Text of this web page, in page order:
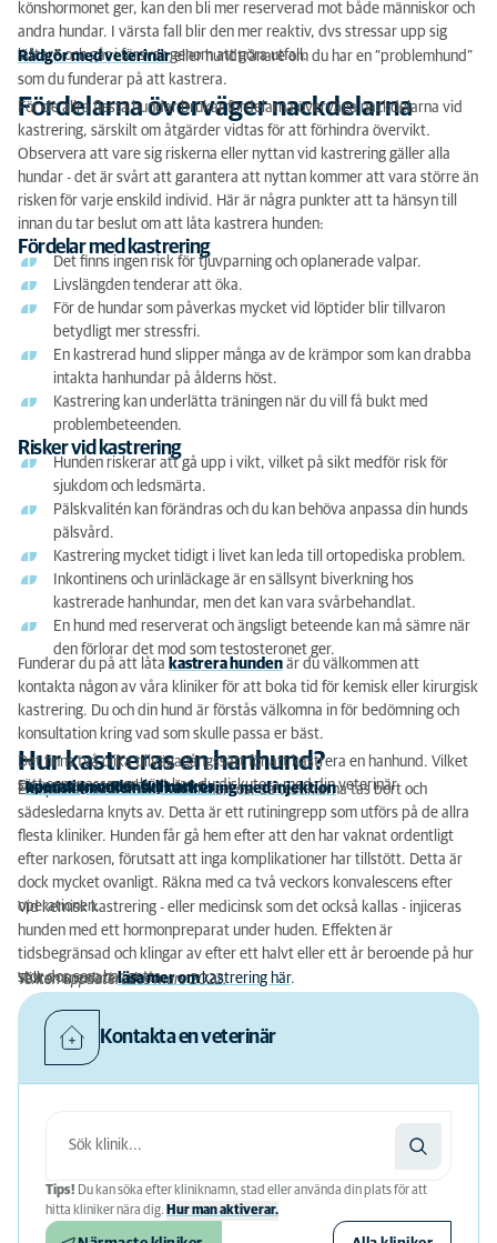
könshormonet ger, kan den bli mer reserverad mot både människor och
andra hundar. I värsta fall blir den mer reaktiv, dvs stressar upp sig
lättare och går i försvar genom att göra utfall.
Rådgör med veterinäreller hundtränare om du har en “problemhund”
som du funderar på att kastrera.
Fördelarna överväger nackdelarna
För de allra flesta hundar brukar fördelarna överväga nackdelarna vid
kastrering, särskilt om åtgärder vidtas för att förhindra övervikt.
Observera att vare sig riskerna eller nyttan vid kastrering gäller alla
hundar - det är svårt att garantera att nyttan kommer att vara större än
risken för varje enskild individ. Här är några punkter att ta hänsyn till
innan du tar beslut om att låta kastrera hunden:
Fördelar med kastrering
Det finns ingen risk för tjuvparning och oplanerade valpar.
Livslängden tenderar att öka.
För de hundar som påverkas mycket vid löptider blir tillvaron
betydligt mer stressfri.
En kastrerad hund slipper många av de krämpor som kan drabba
intakta hanhundar på ålderns höst.
Kastrering kan underlätta träningen när du vill få bukt med
problembeteenden.
Risker vid kastrering
Hunden riskerar att gå upp i vikt, vilket på sikt medför risk för
sjukdom och ledsmärta.
Pälskvalitén kan förändras och du kan behöva anpassa din hunds
pälsvård.
Kastrering mycket tidigt i livet kan leda till ortopediska problem.
Inkontinens och urinläckage är en sällsynt biverkning hos
kastrerade hanhundar, men det kan vara svårbehandlat.
En hund med reserverat och ängsligt beteende kan må sämre när
den förlorar det mod som testosteronet ger.
Funderar du på att låta kastrera hunden är du välkommen att
kontakta någon av våra kliniker för att boka tid för kemisk eller kirurgisk
kastrering. Du och din hund är förstås välkomna in för bedömning och
konsultation kring vad som skulle passa er bäst.
Hur kastreras en hanhund?
Det finns två olika tillvägagångssätt för att kastrera en hanhund. Vilket
sätt som passar er bäst kan du diskutera med din veterinär.
De ingrepp som erbjuds är:
-operation under full narkos
-kemisk (medicinsk) kastrering med injektion
En operation utförs under full narkos, då testiklarna tas bort och
sädesledarna knyts av. Detta är ett rutiningrepp som utförs på de allra
flesta kliniker. Hunden får gå hem efter att den har vaknat ordentligt
efter narkosen, förutsatt att inga komplikationer har tillstött. Detta är
dock mycket ovanligt. Räkna med ca två veckors konvalescens efter
operationen.
Vid kemisk kastrering - eller medicinsk som det också kallas - injiceras
hunden med ett hormonpreparat under huden. Effekten är
tidsbegränsad och klingar av efter ett halvt eller ett år beroende på hur
stor dos som har getts.
Välkommen attläsa mer omkastrering här.
Texten uppdaterades mars 2022.
Kontakta en veterinär
Tips! Du kan söka efter kliniknamn, stad eller använda din plats för att
hitta kliniker nära dig. Hur man aktiverar.